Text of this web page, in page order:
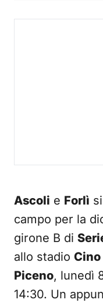
Ascoli e Forlì
campo per la
girone B di
allo stadio Cino
Piceno, lunedì
14:30. Un